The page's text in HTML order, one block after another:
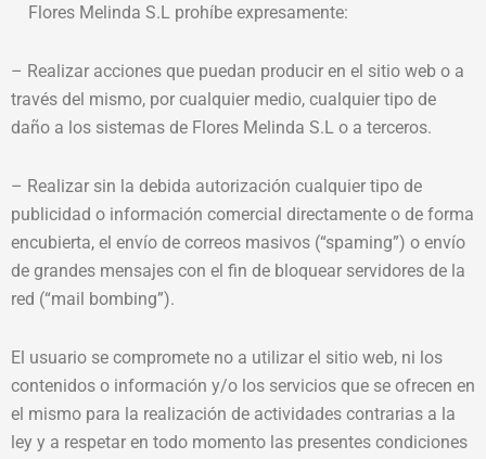
Flores Melinda S.L prohíbe expresamente:
– Realizar acciones que puedan producir en el sitio web o a
través del mismo, por cualquier medio, cualquier tipo de
daño a los sistemas de Flores Melinda S.L o a terceros.
– Realizar sin la debida autorización cualquier tipo de
publicidad o información comercial directamente o de forma
encubierta, el envío de correos masivos (“spaming”) o envío
de grandes mensajes con el fin de bloquear servidores de la
red (“mail bombing”).
El usuario se compromete no a utilizar el sitio web, ni los
contenidos o información y/o los servicios que se ofrecen en
el mismo para la realización de actividades contrarias a la
ley y a respetar en todo momento las presentes condiciones